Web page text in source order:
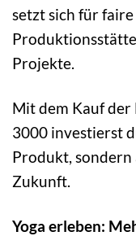
setzt sich für
Projekte.
Mit dem Kauf der
3000 investierst
Produkt, sondern
Zukunft.
Yoga erleben: